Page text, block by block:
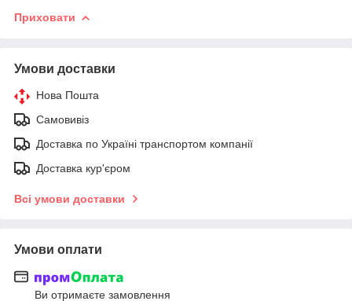
Приховати
Умови доставки
Нова Пошта
Самовивіз
Доставка по Україні транспортом компанії
Доставка кур'єром
Всі умови доставки
Умови оплати
Ви отримаєте замовлення